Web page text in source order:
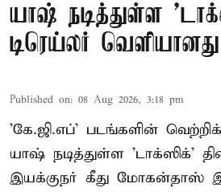
யாஷ் நடித்துள்ள
டிரெய்லர் வெளியானது
Published on: 08 Aug 2026, 3:18 pm
'கே.ஜி.எப்' படங்களின்
யாஷ் நடித்துள்ள 'டாக்ஸிக்'
இயக்குநர் கீது மோகன்தாஸ்